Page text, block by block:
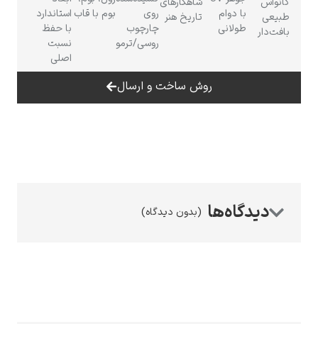
رامبرانت
طبیعی
بافت‌دار
با دوام
طولانی
تاریخ هنر روی
چارچوب
روسی/ترمو
بوم با قاباستاندارد
با حفظ
نسبت
اصلی
روش ساخت و ارسال
(بدون دیدگاه)